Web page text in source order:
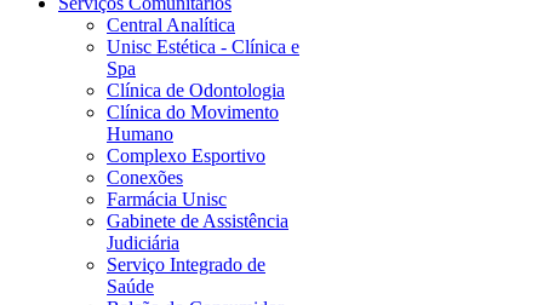
Central Analítica
Unisc Estética - Clínica e
Spa
Clínica de Odontologia
Clínica do Movimento
Humano
Complexo Esportivo
Conexões
Farmácia Unisc
Gabinete de Assistência
Judiciária
Serviço Integrado de
Saúde